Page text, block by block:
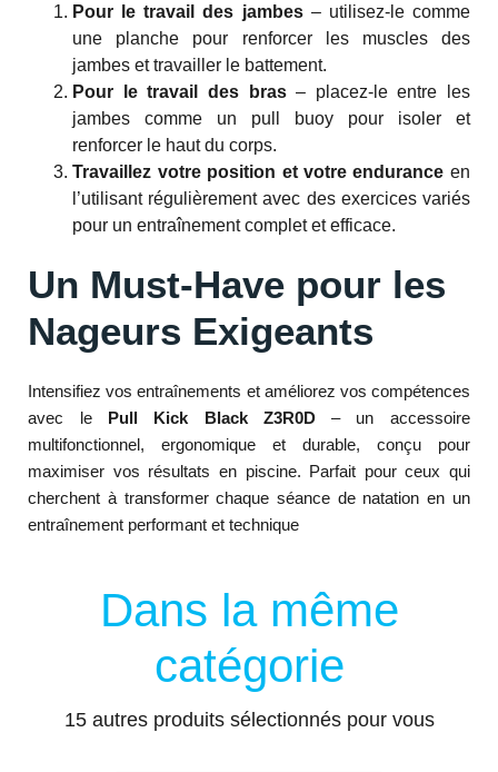
Pour le travail des jambes– utilisez-le comme
une planche pour renforcer les muscles des
jambes et travailler le battement.
Pour le travail des bras– placez-le entre les
jambes comme un pull buoy pour isoler et
renforcer le haut du corps.
Travaillez votre position et votre endurance en
l’utilisant régulièrement avec des exercices variés
pour un entraînement complet et efficace.
Un Must-Have pour les
Nageurs Exigeants
Intensifiez vos entraînements et améliorez vos compétences
avec le Pull Kick Black Z3R0D– un accessoire
multifonctionnel, ergonomique et durable, conçu pour
maximiser vos résultats en piscine. Parfait pour ceux qui
cherchent à transformer chaque séance de natation en un
entraînement performant et technique
Dans la même
catégorie
15 autres produits sélectionnés pour vous